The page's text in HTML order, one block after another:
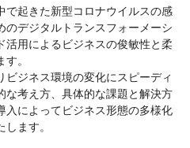
で起きた新型コロナウイルスの感
のデジタルトランスフォーメーシ
活用によるビジネスの俊敏性と柔
。
ビジネス環境の変化にスピーディ
な考え方、具体的な課題と解決方
入によってビジネス形態の多様化
ます。